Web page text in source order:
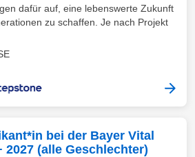
dafür auf, eine lebenswerte Zukunft
zu schaffen. Je nach Projekt
bei der Bayer Vital
2027 (alle Geschlechter)